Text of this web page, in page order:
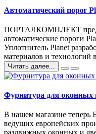
Автоматический порог
ПОРТАЛКОМПЛЕКТ
автоматические пороги
Уплотнитель Planet
материалов и технологий
Читать далее...
Фурнитура для оконных
В нашем магазине теперь
ведущих европейских